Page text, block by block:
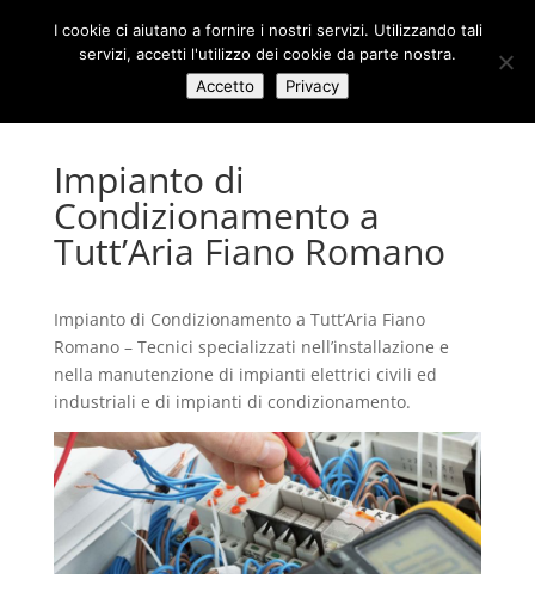
Impianto di
Condizionamento a
Tutt’Aria Fiano Romano
Impianto di Condizionamento a Tutt’Aria Fiano
Romano – Tecnici specializzati nell’installazione e
nella manutenzione di impianti elettrici civili ed
industriali e di impianti di condizionamento.
I cookie ci aiutano a fornire i nostri servizi. Utilizzando tali
servizi, accetti l'utilizzo dei cookie da parte nostra.
Accetto
Privacy